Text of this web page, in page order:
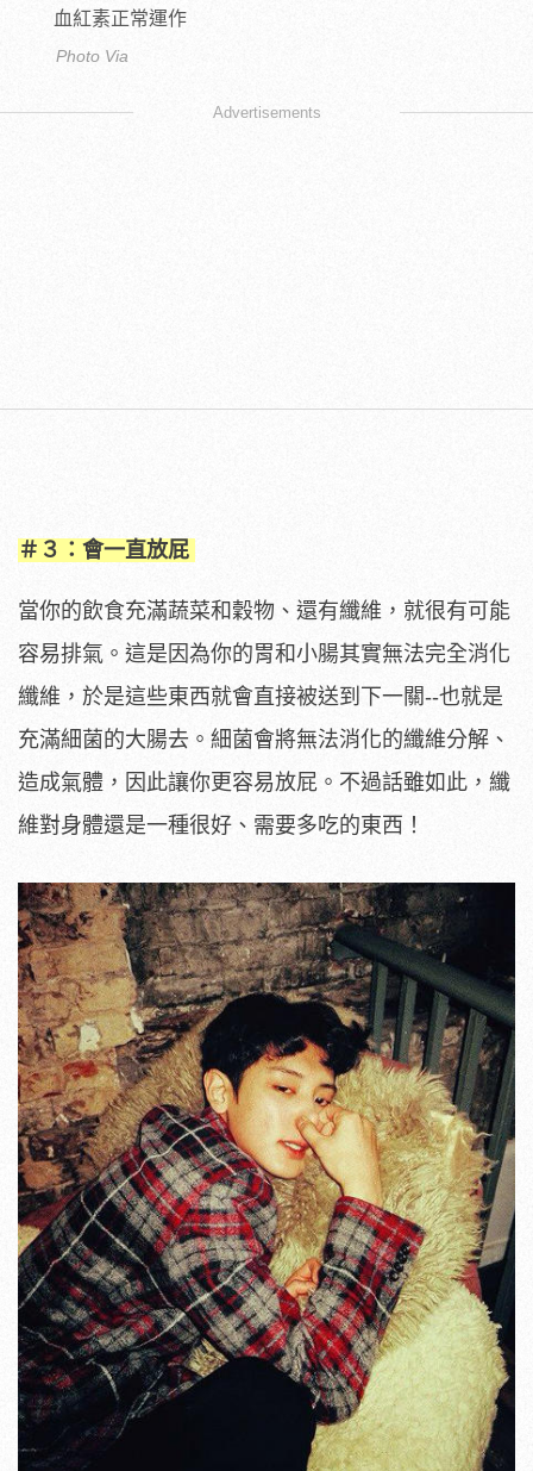
血紅素正常運作
Photo Via
Advertisements
＃３：會一直放屁
當你的飲食充滿蔬菜和穀物、還有纖維，就很有可能
容易排氣。這是因為你的胃和小腸其實無法完全消化
纖維，於是這些東西就會直接被送到下一關--也就是
充滿細菌的大腸去。細菌會將無法消化的纖維分解、
造成氣體，因此讓你更容易放屁。不過話雖如此，纖
維對身體還是一種很好、需要多吃的東西！